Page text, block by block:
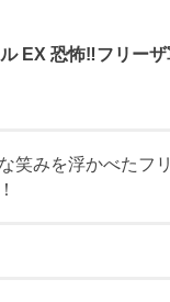
EX 恐怖‼フリーザ
笑みを浮かべたフ